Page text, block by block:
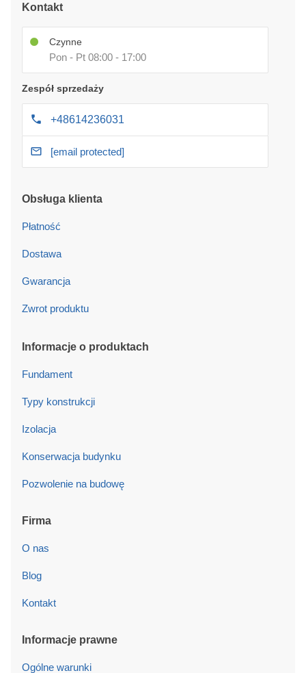
Kontakt
Czynne
Pon - Pt 08:00 - 17:00
Zespół sprzedaży
+48614236031
[email protected]
Obsługa klienta
Płatność
Dostawa
Gwarancja
Zwrot produktu
Informacje o produktach
Fundament
Typy konstrukcji
Izolacja
Konserwacja budynku
Pozwolenie na budowę
Firma
O nas
Blog
Kontakt
Informacje prawne
Ogólne warunki